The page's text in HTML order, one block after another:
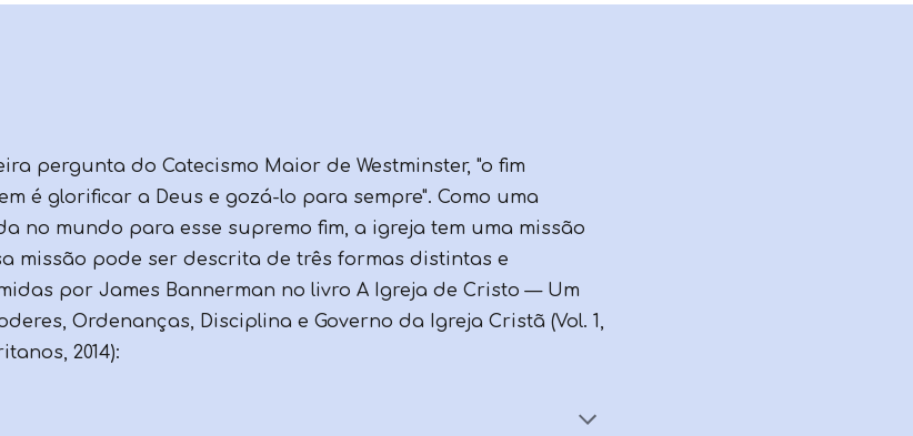
pergunta do Catecismo Maior de Westminster, "o fim
é glorificar a Deus e gozá-lo para sempre". Como uma
no mundo para esse supremo fim, a igreja tem uma missão
missão pode ser descrita de três formas distintas e
por James Bannerman no livro A Igreja de Cristo — Um
Ordenanças, Disciplina e Governo da Igreja Cristã (Vol. 1,
2014):